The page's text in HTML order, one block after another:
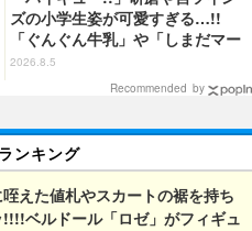
ズの小学生姿が可愛すぎる…!!
「ぐんぐん牛乳」や「しまだマー
ト」デザインのグッズも!? ロー
ソン限定グッズが登場！
2026.8.5
Recommended by
ンキング
えた値札やスカートの裾を持ち
!!!!ベルドール「ロゼ」がフィギュ